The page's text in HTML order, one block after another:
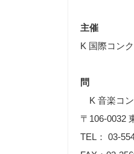
主催
K 国際コン
問
K 音楽コ
〒106-0032
TEL： 03-